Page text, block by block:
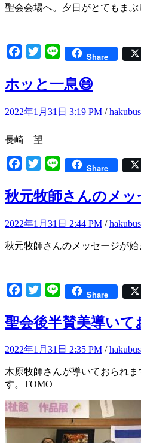
聖会会場へ。夕日がとてもま
Facebook
TwitterLine Share
ホッと一息😄
2022年1月31日 3:19 PM /
長崎 望
Facebook
TwitterLine Share
秋元牧師さんのメッ
2022年1月31日 2:44 PM /
秋元牧師さんのメッセージが
Facebook
TwitterLine Share
聖会後半賛美導いて
2022年1月31日 2:35 PM /
木原牧師さんが導いておられ
す。TOMO